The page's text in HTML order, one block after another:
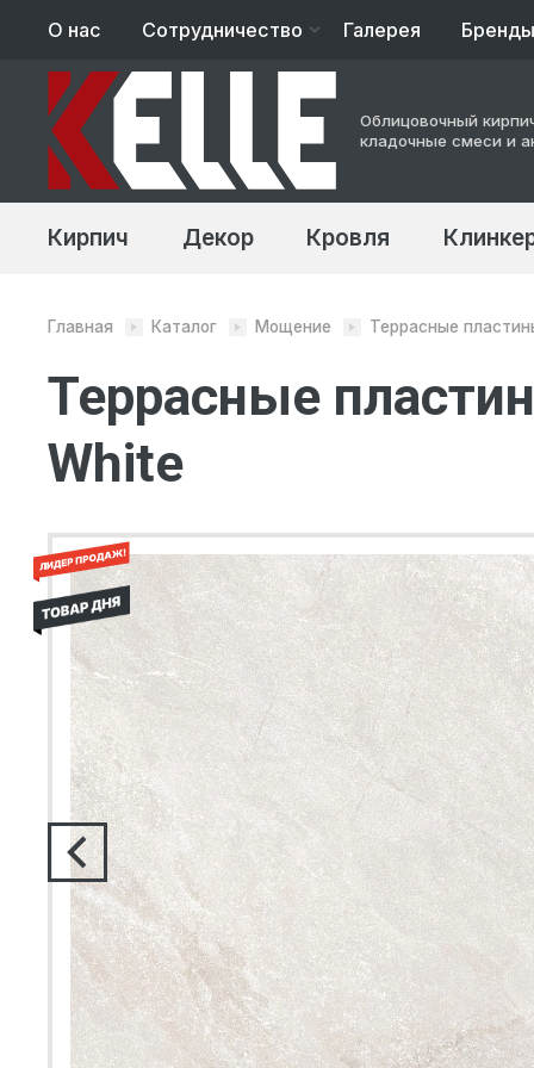
О нас Сотрудничество Галерея Бренды
Облицовочный
кладочные смеси и
Кирпич Декор Кровля
Главная Каталог Мощение Террасные
Террасные
White